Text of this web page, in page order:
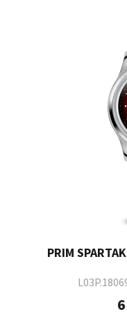
PRIM